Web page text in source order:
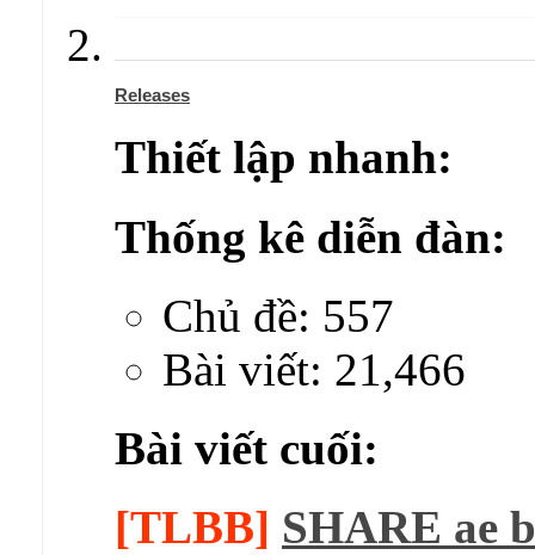
Releases
Thiết lập nhanh:
Thống kê diễn đàn:
Chủ đề: 557
Bài viết: 21,466
Bài viết cuối:
[TLBB] SHARE ae